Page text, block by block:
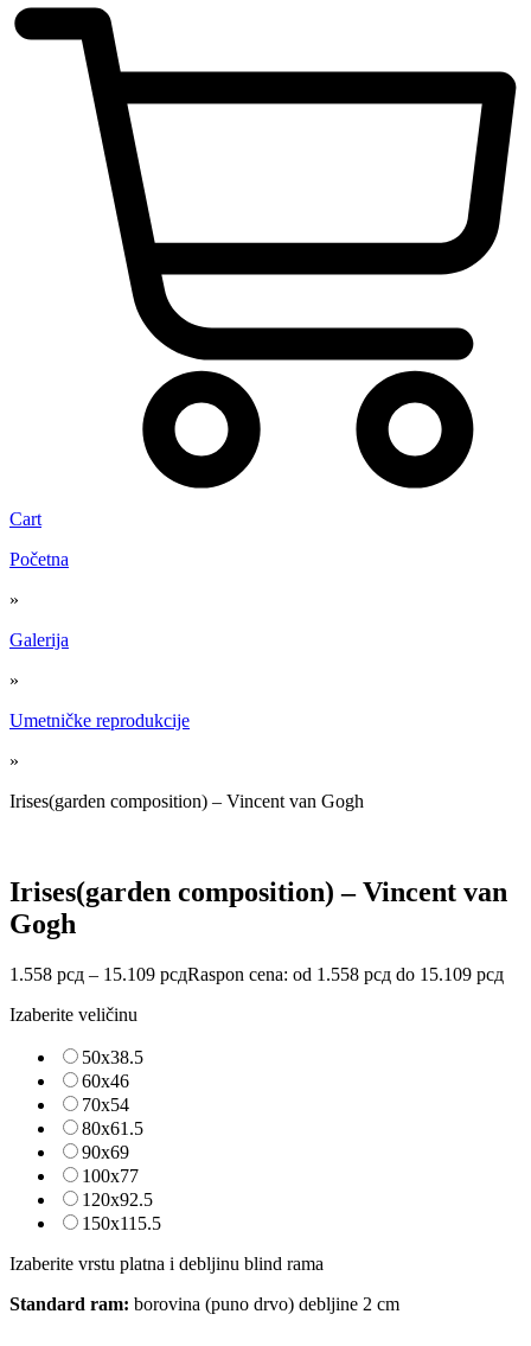
Cart
Početna
»
Galerija
»
Umetničke reprodukcije
»
Irises(garden composition) – Vincent van Gogh
Irises(garden composition) – Vincent van
Gogh
1.558 рсд – 15.109 рсдRaspon cena: od 1.558 рсд do 15.109 рсд
Izaberite veličinu
50x38.5
60x46
70x54
80x61.5
90x69
100x77
120x92.5
150x115.5
Izaberite vrstu platna i debljinu blind rama
Standard ram: borovina (puno drvo) debljine 2 cm